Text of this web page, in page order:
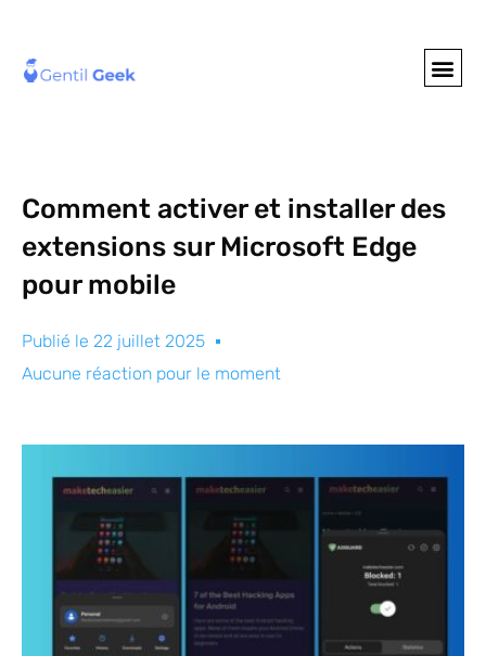
Comment activer et installer des
extensions sur Microsoft Edge
pour mobile
Publié le 22 juillet 2025
Aucune réaction pour le moment